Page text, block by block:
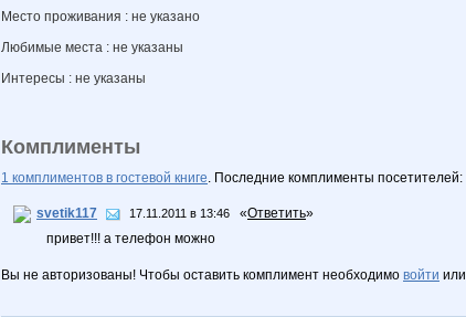
Место проживания : не указано
Любимые места : не указаны
Интересы : не указаны
Комплименты
1 комплиментов в гостевой книге. Последние комплименты посетителей:
svetik117 17.11.2011 в 13:46 «Ответить»
привет!!! а телефон можно
Вы не авторизованы! Чтобы оставить комплимент необходимо войти или